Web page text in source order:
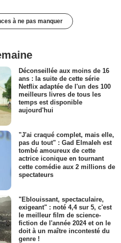
à ne pas manquer
Déconseillée aux moins de 16
ans : la suite de cette série
Netflix adaptée de l'un des 100
meilleurs livres de tous les
temps est disponible
aujourd'hui
"J'ai craqué complet, mais elle,
pas du tout" : Gad Elmaleh est
tombé amoureux de cette
actrice iconique en tournant
cette comédie aux 2 millions de
spectateurs
"Eblouissant, spectaculaire,
exigeant" : noté 4,4 sur 5, c'est
le meilleur film de science-
fiction de l'année 2024 et on le
doit à un maître incontesté du
genre !